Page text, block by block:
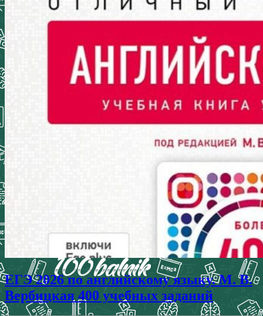
ЕГЭ 2026 по английскому языку. М. В.
Вербицкая 400 учебных заданий